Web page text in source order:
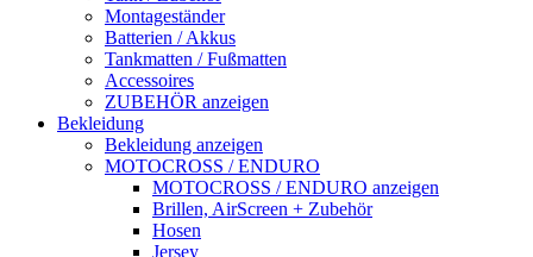
Montageständer
Batterien / Akkus
Tankmatten / Fußmatten
Accessoires
ZUBEHÖR anzeigen
Bekleidung
Bekleidung anzeigen
MOTOCROSS / ENDURO
MOTOCROSS / ENDURO anzeigen
Brillen, AirScreen + Zubehör
Hosen
Jersey